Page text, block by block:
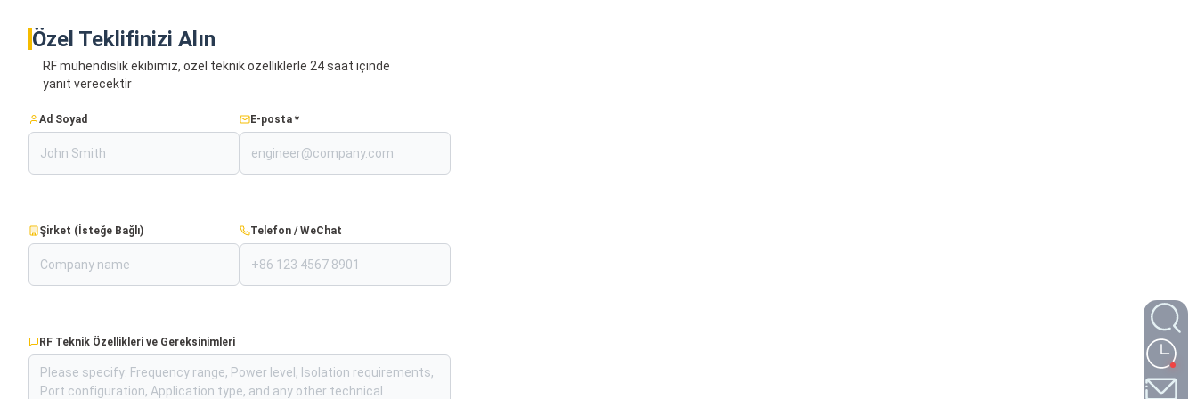
Özel Teklifinizi Alın
RF mühendislik ekibimiz, özel teknik özelliklerle 24 saat içinde
yanıt verecektir
Ad Soyad
Şirket (İsteğe Bağlı)
E-posta *
Telefon / WeChat
RF Teknik Özellikleri ve Gereksinimleri